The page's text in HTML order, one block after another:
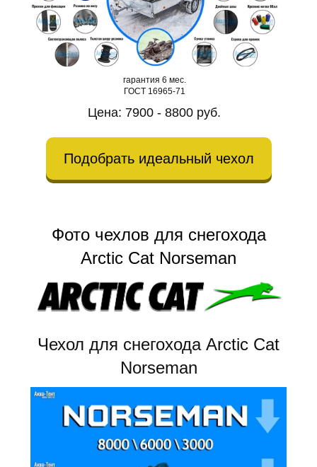
гарантия 6 мес.
ГОСТ 16965-71
Цена: 7900 - 8800 руб.
Подобрать идеальный чехол
Фото чехлов для снегохода
Arctic Cat Norseman
Чехол для снегохода Arctic Cat
Norseman